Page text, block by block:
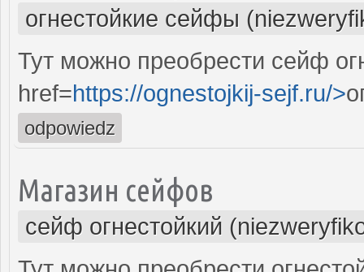
огнестойкие сейфы
Тут можно преобрести сейф
href=https://ognestojkij-sejf.ru/>
odpowiedz
Магазин сейфов
сейф огнестойкий